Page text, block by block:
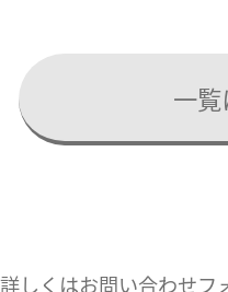
一
詳しくはお問い合わせフ